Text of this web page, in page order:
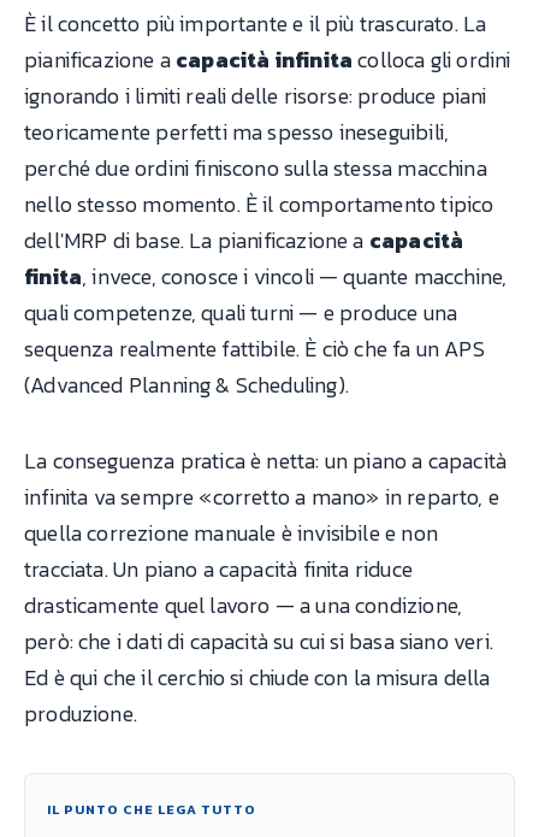
È il concetto più importante e il più trascurato. La
pianificazione acapacità infinitacolloca gli ordini
ignorando i limiti reali delle risorse: produce piani
teoricamente perfetti ma spesso ineseguibili,
perché due ordini finiscono sulla stessa macchina
nello stesso momento. È il comportamento tipico
dell'MRP di base. La pianificazione a capacità
finita, invece, conosce i vincoli — quante macchine,
quali competenze, quali turni — e produce una
sequenza realmente fattibile. È ciò che fa un APS
(Advanced Planning & Scheduling).
La conseguenza pratica è netta: un piano a capacità
infinita va sempre «corretto a mano» in reparto, e
quella correzione manuale è invisibile e non
tracciata. Un piano a capacità finita riduce
drasticamente quel lavoro — a una condizione,
però: che i dati di capacità su cui si basa siano veri.
Ed è qui che il cerchio si chiude con la misura della
produzione.
IL PUNTO CHE LEGA TUTTO